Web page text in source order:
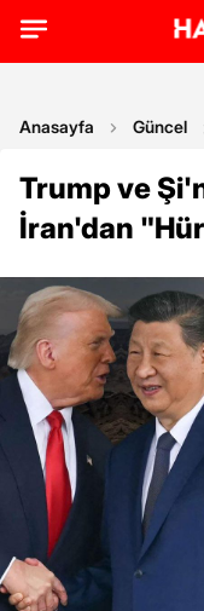
Anasayfa Güncel
Trump ve
İran'dan